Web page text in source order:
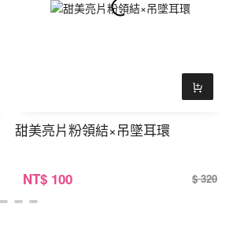
甜美亮片粉領結×吊墜耳環
NT$ 100 $ 320